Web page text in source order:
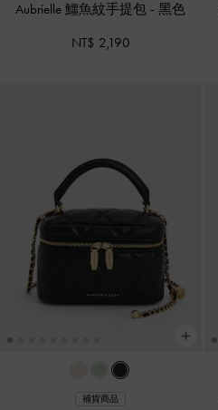
Aubrielle 鱷魚紋手提包 -黑色
NT$ 2,190
補貨商品